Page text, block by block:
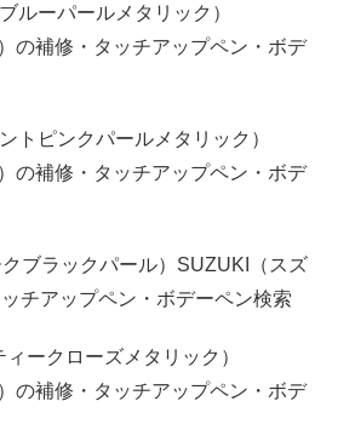
ルーパールメタリック）
の補修・タッチアップペン・ボデ
トピンクパールメタリック）
の補修・タッチアップペン・ボデ
クブラックパール）SUZUKI（スズ
チアップペン・ボデーペン検索
ィークローズメタリック）
の補修・タッチアップペン・ボデ